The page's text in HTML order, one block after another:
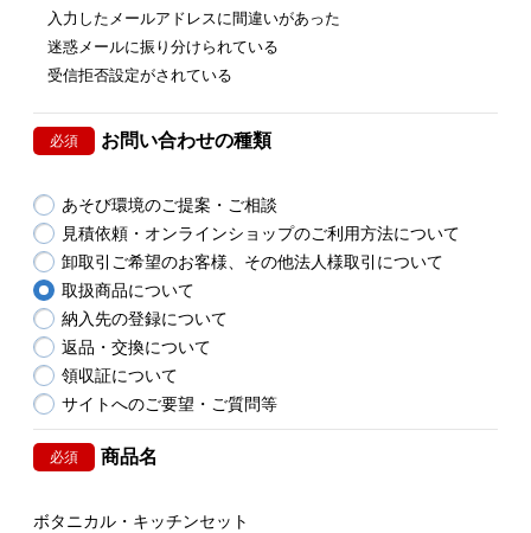
入力したメールアドレスに間違いがあった
迷惑メールに振り分けられている
受信拒否設定がされている
必須 お問い合わせの種類
あそび環境のご提案・ご相談
見積依頼・オンラインショップのご利用方法について
卸取引ご希望のお客様、その他法人様取引について
取扱商品について
納入先の登録について
返品・交換について
領収証について
サイトへのご要望・ご質問等
必須 商品名
ボタニカル・キッチンセット